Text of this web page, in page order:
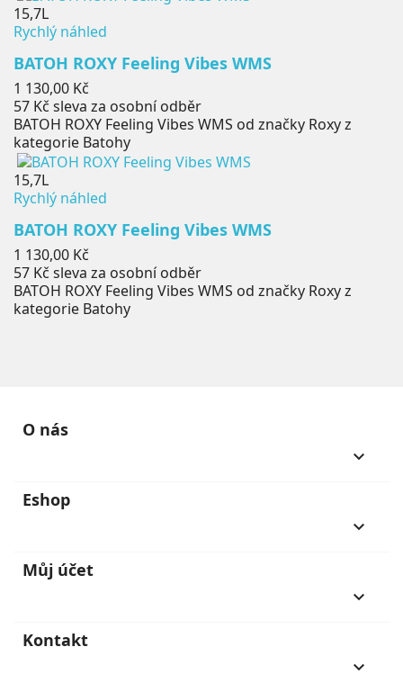
15,7L
Rychlý náhled
BATOH ROXY Feeling Vibes WMS
Cena
1 130,00 Kč
57 Kč sleva za osobní odběr
BATOH ROXY Feeling Vibes WMS od značky Roxy z
kategorie Batohy
15,7L
Rychlý náhled
BATOH ROXY Feeling Vibes WMS
Cena
1 130,00 Kč
57 Kč sleva za osobní odběr
BATOH ROXY Feeling Vibes WMS od značky Roxy z
kategorie Batohy
O nás
keyboard_arrow_down
Eshop
keyboard_arrow_down
Můj účet
keyboard_arrow_down
Kontakt
keyboard_arrow_down